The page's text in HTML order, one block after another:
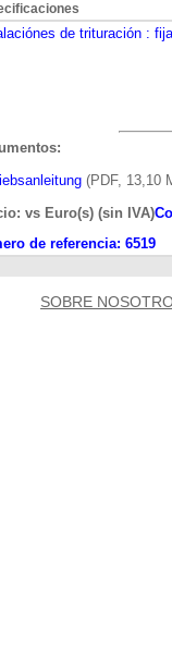
de trituración :
(PDF, 13,10
vs Euro(s) (sin IVA)
de referencia: 6519
SOBRE